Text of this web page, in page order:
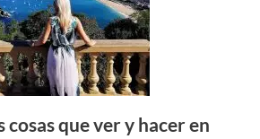
cosas que ver y hacer en